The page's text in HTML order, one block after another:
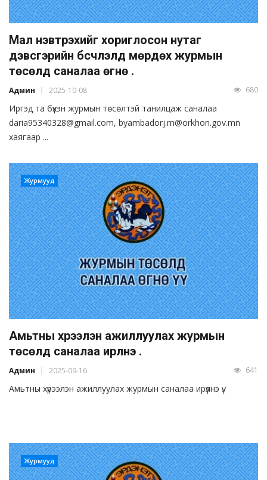
Мал нэвтрэхийг хориглосон нутаг
дэвсгэрийн бүсчлэлд мөрдөх журмын
төсөлд саналаа өгнө үү.
Админ 2025-10-08 680
Иргэд та бүхэн журмын төсөлтэй танилцаж саналаа
daria95340328@gmail.com, byambadorj.m@orkhon.gov.mn
хаягаар ...
Журмууд
Амьтны хүрээлэн ажиллуулах журмын
төсөлд саналаа ирүүлнэ үү.
Админ 2025-09-16 641
Амьтны хүрээлэн ажиллуулах журмын саналаа ирүүлнэ үү.
Журмууд